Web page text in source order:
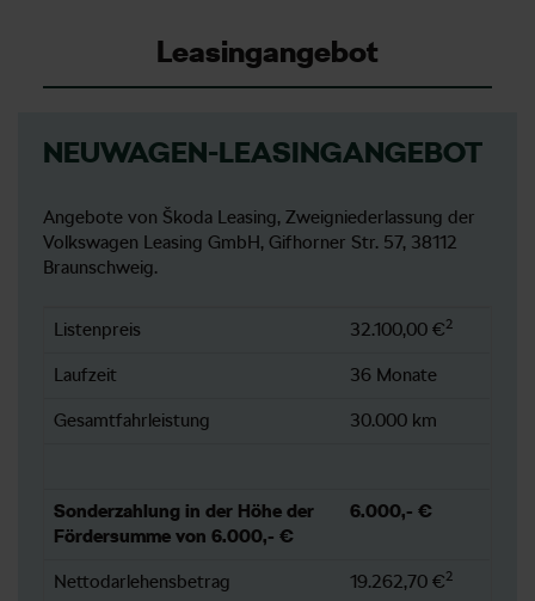
Leasingangebot
NEUWAGEN-LEASINGANGEBOT
Angebote von Škoda Leasing, Zweigniederlassung der
Volkswagen Leasing GmbH, Gifhorner Str. 57, 38112
Braunschweig.
Listenpreis 32.100,00 €2
Laufzeit 36 Monate
Gesamtfahrleistung 30.000 km
Sonderzahlung in der Höhe der
Fördersumme von 6.000,- €
6.000,- €
Nettodarlehensbetrag 19.262,70 €2